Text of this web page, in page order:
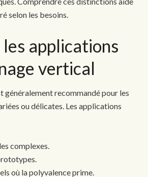
selon les besoins.
applications
vertical
généralement recommandé pour les
ou délicates. Les applications
complexes.
où la polyvalence prime.